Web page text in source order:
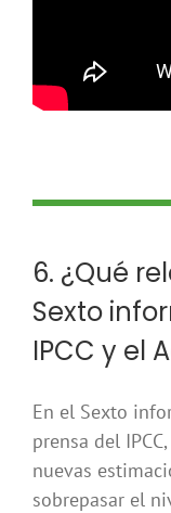
6. ¿Qué
Sexto
IPCC y el
En el Sexto
prensa del
nuevas
sobrepasar el